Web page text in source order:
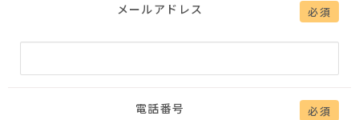
メールアドレス 必須
電話番号 必須